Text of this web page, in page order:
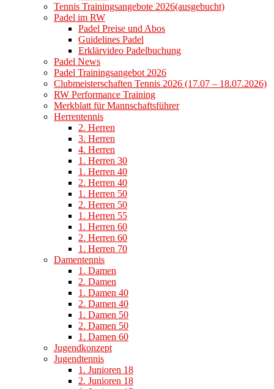
Tennis Trainingsangebote 2026(ausgebucht)
Padel im RW
Padel Preise und Abos
Guidelines Padel
Erklärvideo Padelbuchung
Padel News
Padel Trainingsangebot 2026
Clubmeisterschaften Tennis 2026 (17.07 – 18.07.2026)
RW Performance Training
Merkblatt für Mannschaftsführer
Herrentennis
2. Herren
3. Herren
4. Herren
1. Herren 30
1. Herren 40
2. Herren 40
1. Herren 50
2. Herren 50
1. Herren 55
1. Herren 60
2. Herren 60
1. Herren 70
Damentennis
1. Damen
2. Damen
1. Damen 40
2. Damen 40
1. Damen 50
2. Damen 50
1. Damen 60
Jugendkonzept
Jugendtennis
1. Junioren 18
2. Junioren 18